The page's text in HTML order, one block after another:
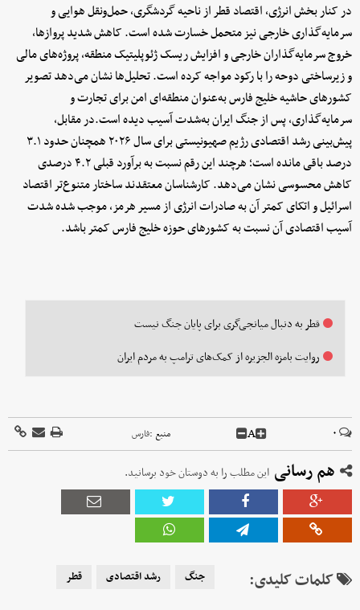
در کنار بخش انرژی، اقتصاد قطر از ناحیه گردشگری، حمل‌ونقل هوایی و
سرمایه‌گذاری خارجی نیز متحمل خسارت شده است. کاهش شدید پروازها،
خروج سرمایه‌گذاران خارجی و افزایش ریسک ژئوپلیتیک منطقه، پروژه‌های مالی
و زیرساختی دوحه را با رکود مواجه کرده است. تحلیل‌ها نشان می‌دهد تصویر
کشورهای حاشیه خلیج فارس به‌عنوان منطقه‌ای امن برای تجارت و
سرمایه‌گذاری، پس از جنگ ایران به‌شدت آسیب دیده است.در مقابل،
پیش‌بینی رشد اقتصادی رژیم صهیونیستی برای سال ۲۰۲۶ همچنان حدود ۳.۱
درصد باقی مانده است؛ هرچند این رقم نسبت به برآورد قبلی ۴.۲ درصدی
کاهش محسوسی نشان می‌دهد. کارشناسان معتقدند ساختار متنوع‌تر اقتصاد
اسرائیل و اتکای کمتر آن به صادرات انرژی از مسیر هرمز، موجب شده شدت
آسیب اقتصادی آن نسبت به کشورهای حوزه خلیج فارس کمتر باشد.
قطر به دنبال میانجی‌گری برای پایان جنگ نیست
روایت بامزه الجزیره از کمک‌های ترامپ به مردم ایران
۰ A منبع :فارس
هم رسانی این مطلب را به دوستان خود برسانید.
کلمات کلیدی: جنگ رشد اقتصادی قطر